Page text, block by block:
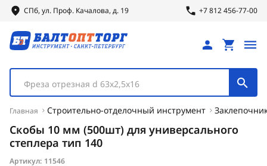
СПб, ул. Проф. Качалова, д. 19 +7 812 456-77-00
Фреза отрезная d 63х2,5х16
Главная Строительно-отделочный инструмент
Скобы 10 мм (500шт) для универсального
степлера тип 140
Артикул: 11546